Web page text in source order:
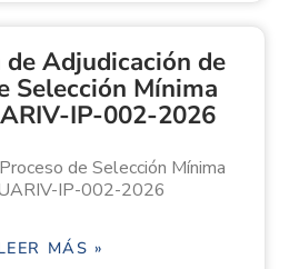
de Adjudicación de
Selección Mínima
IP-002-2026
de Selección Mínima
IP-002-2026
MÁS »